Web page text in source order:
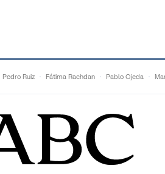
Pedro Ruiz Fátima Rachdan Pablo Ojeda